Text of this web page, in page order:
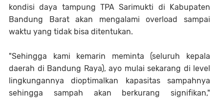
kondisi daya tampung TPA Sarimukti di Kabupaten
Bandung Barat akan mengalami overload sampai
waktu yang tidak bisa ditentukan.
"Sehingga kami kemarin meminta (seluruh kepala
daerah di Bandung Raya), ayo mulai sekarang di level
lingkungannya dioptimalkan kapasitas sampahnya
sehingga sampah akan berkurang signifikan,"